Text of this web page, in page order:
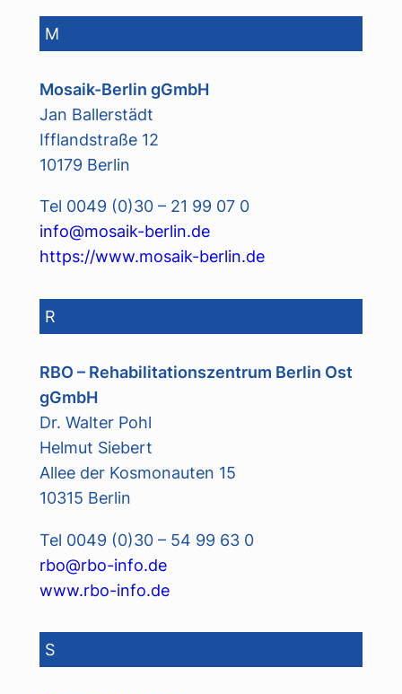
M
Mosaik-Berlin gGmbH
Jan Ballerstädt
Ifflandstraße 12
10179 Berlin
Tel 0049 (0)30 – 21 99 07 0
info@mosaik-berlin.de
https://www.mosaik-berlin.de
R
RBO – Rehabilitationszentrum Berlin Ost
gGmbH
Dr. Walter Pohl
Helmut Siebert
Allee der Kosmonauten 15
10315 Berlin
Tel 0049 (0)30 – 54 99 63 0
rbo@rbo-info.de
www.rbo-info.de
S